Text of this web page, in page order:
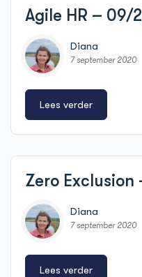
Agile HR – 09/
Diana
7 september 2020
Lees verder
Zero Exclusion
Diana
7 september 2020
Lees verder